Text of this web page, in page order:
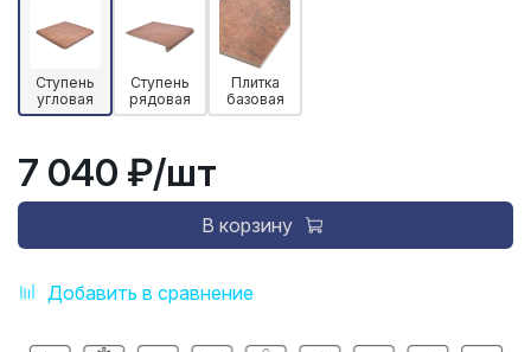
Добавить в сравнение
Ступень
угловая
Ступень
рядовая
Плитка
базовая
7 040 ₽/шт
В корзину